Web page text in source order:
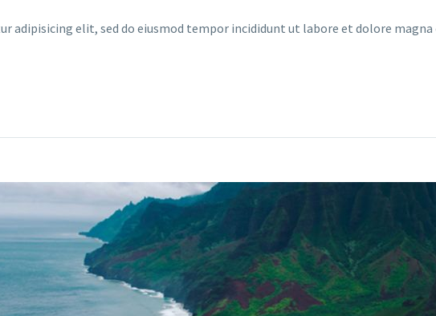
adipisicing elit, sed do eiusmod tempor incididunt ut labore et dolore